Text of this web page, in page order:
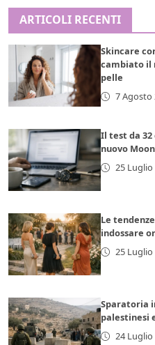
ARTICOLI RECENTI
Skincare
cambiato il
pelle
7 Agosto
Il test da
nuovo
25 Luglio
Le
indossare
25 Luglio
Sparatoria
palestinesi
24 Luglio